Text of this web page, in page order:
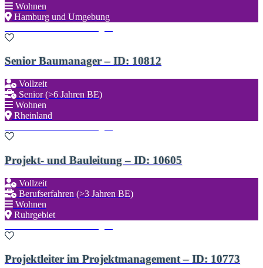
Wohnen
Hamburg und Umgebung
Senior Baumanager – ID: 10812
Vollzeit
Senior (>6 Jahren BE)
Wohnen
Rheinland
Projekt- und Bauleitung – ID: 10605
Vollzeit
Berufserfahren (>3 Jahren BE)
Wohnen
Ruhrgebiet
Projektleiter im Projektmanagement – ID: 10773